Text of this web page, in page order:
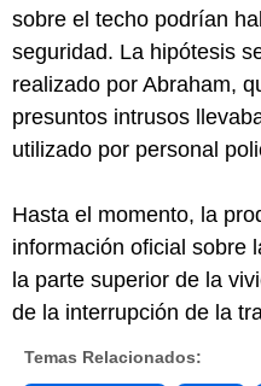
sobre el techo podrían
seguridad. La hipótesis
realizado por Abraham,
presuntos intrusos
utilizado por personal
Hasta el momento, la
información oficial sobre
la parte superior de la
de la interrupción de la
Temas Relacionados: